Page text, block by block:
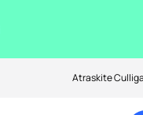
Atraskite